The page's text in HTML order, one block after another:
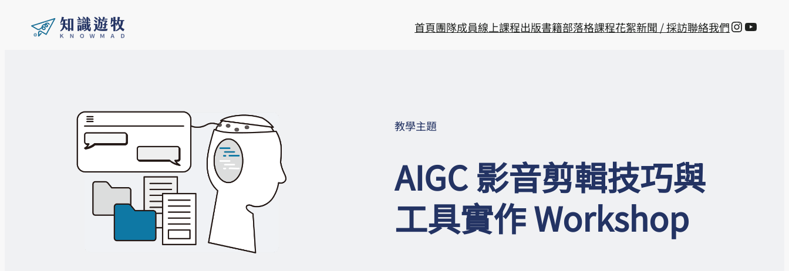
首頁團隊成員線上課程出版書籍部落格課程花絮新聞 / 採訪聯絡我們
教學主題
AIGC 影音剪輯技巧與
工具實作 Workshop